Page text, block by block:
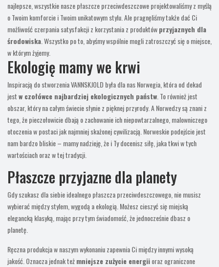
najlepsze, wszystkie nasze płaszcze przeciwdeszczowe projektowaliśmy z myślą
o Twoim komforcie i Twoim unikatowym stylu. Ale pragnęliśmy także dać Ci
możliwość czerpania satysfakcji z korzystania z produktówprzyjaznych dla
środowiska . Wszystko po to, abyśmy wspólnie mogli zatroszczyć się o miejsce,
w którym żyjemy.
Ekologię mamy we krwi
Inspiracją do stworzenia VANNSKJOLD była dla nas Norwegia, która od dekad
jestw czołówce najbardziej ekologicznych państw . To również jest
obszar, który na całym świecie słynie z pięknej przyrody. A Norwedzy są znani z
tego, że pieczołowicie dbają o zachowanie ich niepowtarzalnego, malowniczego
otoczenia w postaci jak najmniej skażonej cywilizacją. Norweskie podejście jest
nam bardzo bliskie – mamy nadzieję, że i Ty docenisz siłę, jaka tkwi w tych
wartościach oraz w tej tradycji.
Płaszcze przyjazne dla planety
Gdy szukasz dla siebie idealnego płaszcza przeciwdeszczowego, nie musisz
wybierać między stylem, wygodą a ekologią. Możesz cieszyć się miejską
elegancką klasyką, mając przy tym świadomość, że jednocześnie dbasz o
planetę.
Ręczna produkcja w naszym wykonaniu zapewnia Ci między innymi wysoką
jakość. Oznacza jednak teżmniejsze zużycie energiioraz ograniczone